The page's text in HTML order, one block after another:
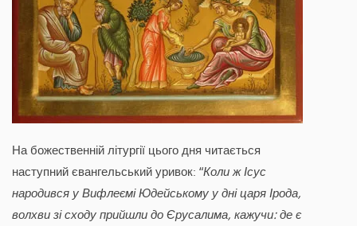
На божественній літургії цього дня читається
наступний євангельський уривок: “Коли ж Ісус
народився у Вифлеємі Юдейському у дні царя Ірода,
волхви зі сходу прийшли до Єрусалима, кажучи: де є